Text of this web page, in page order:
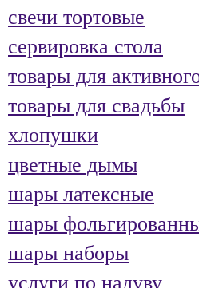
свечи тортовые
сервировка стола
товары для
товары для свадьбы
хлопушки
цветные дымы
шары латексные
шары
шары наборы
услуги по надуву